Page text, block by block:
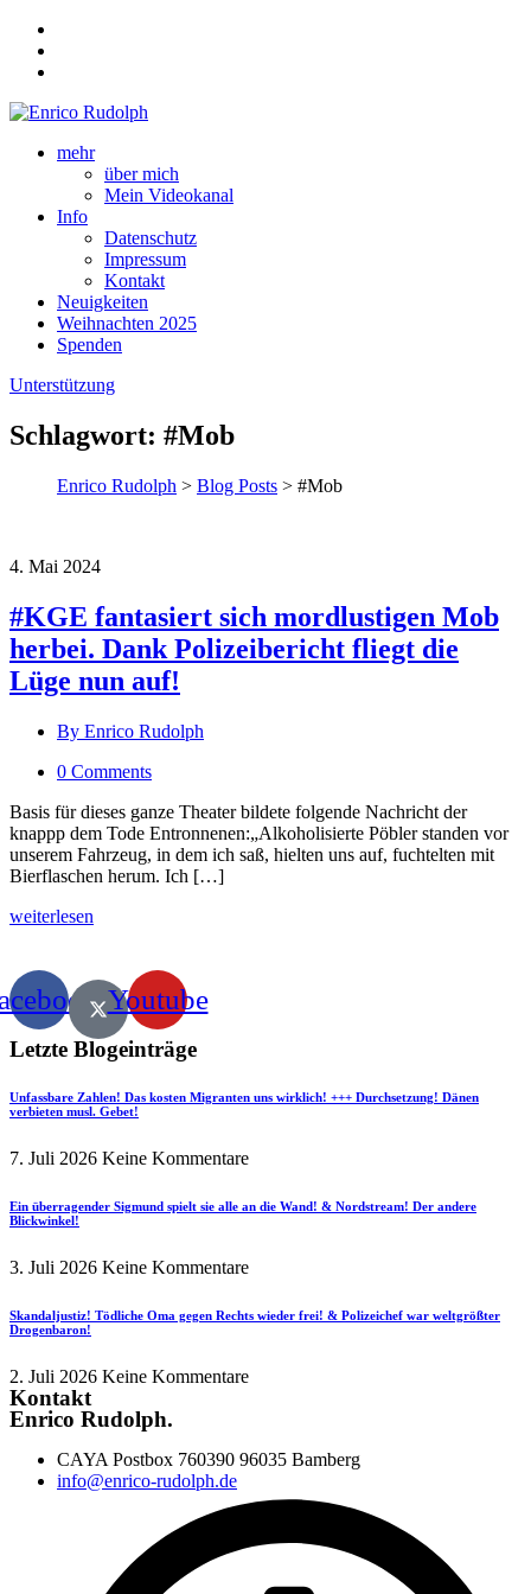
mehr
über mich
Mein Videokanal
Info
Datenschutz
Impressum
Kontakt
Neuigkeiten
Weihnachten 2025
Spenden
Unterstützung
Schlagwort: #Mob
Enrico Rudolph > Blog Posts > #Mob
4. Mai 2024
#KGE fantasiert sich mordlustigen Mob
herbei. Dank Polizeibericht fliegt die
Lüge nun auf!
By Enrico Rudolph
0 Comments
Basis für dieses ganze Theater bildete folgende Nachricht der
knappp dem Tode Entronnenen:„Alkoholisierte Pöbler standen vor
unserem Fahrzeug, in dem ich saß, hielten uns auf, fuchtelten mit
Bierflaschen herum. Ich […]
weiterlesen
Youtube
Letzte Blogeinträge
Unfassbare Zahlen! Das kosten Migranten uns wirklich! +++ Durchsetzung! Dänen
verbieten musl. Gebet!
7. Juli 2026 Keine Kommentare
Ein überragender Sigmund spielt sie alle an die Wand! & Nordstream! Der andere
Blickwinkel!
3. Juli 2026 Keine Kommentare
Skandaljustiz! Tödliche Oma gegen Rechts wieder frei! & Polizeichef war weltgrößter
Drogenbaron!
2. Juli 2026 Keine Kommentare
Kontakt
Enrico Rudolph.
CAYA Postbox 760390 96035 Bamberg
info@enrico-rudolph.de